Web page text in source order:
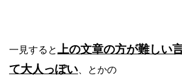
一見すると 上の文章の方が難しい
て大人っぽい 、とかの